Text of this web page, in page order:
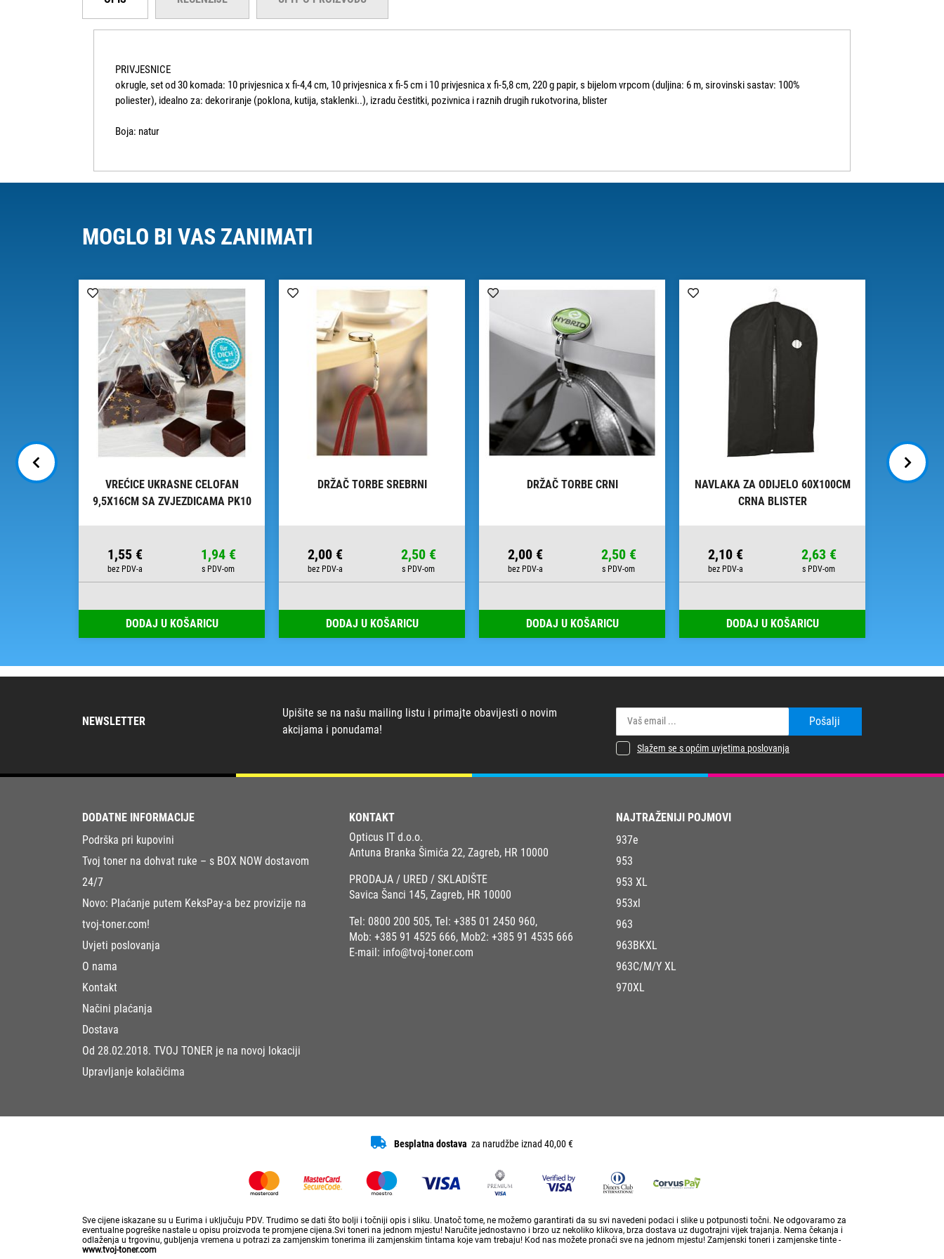
PRIVJESNICE
okrugle, set od 30 komada: 10 privjesnica x fi-4,4 cm, 10 privjesnica x fi-5 cm i 10 privjesnica x fi-5,8 cm, 220 g papir, s bijelom vrpcom (duljina: 6 m, sirovinski sastav: 100%
poliester), idealno za: dekoriranje (poklona, kutija, staklenki..), izradu čestitki, pozivnica i raznih drugih rukotvorina, blister
Boja: natur
MOGLO BI VAS ZANIMATI
- DAL
VREĆICE UKRASNE CELOFAN
9,5X16CM SA ZVJEZDICAMA PK10
1,55 € 1,94 €
DODAJ U KOŠARICU
DRŽAČ TORBE SREBRNI
2,00 € 2,50 €
DODAJ U KOŠARICU
DRŽAČ TORBE CRNI
2,00 € 2,50 €
DODAJ U KOŠARICU
NAVLAKA ZA ODIJELO 60X100CM
CRNA BLISTER
2,10 € 2,63 €
DODAJ U KOŠARICU
PAPIR
NEWSLETTER
Upišite se na našu mailing listu i primajte obavijesti o novim
akcijama i ponudama!
Pošalji
Slažem se s općim uvjetima poslovanja
DODATNE INFORMACIJE
Podrška pri kupovini
Tvoj toner na dohvat ruke – s BOX NOW dostavom
24/7
Novo: Plaćanje putem KeksPay-a bez provizije na
tvoj-toner.com!
Uvjeti poslovanja
O nama
Kontakt
Načini plaćanja
Dostava
Od 28.02.2018. TVOJ TONER je na novoj lokaciji
Upravljanje kolačićima
KONTAKT
Opticus IT d.o.o.
Antuna Branka Šimića 22, Zagreb, HR 10000
PRODAJA / URED / SKLADIŠTE
Savica Šanci 145, Zagreb, HR 10000
Tel: 0800 200 505, Tel: +385 01 2450 960,
Mob: +385 91 4525 666, Mob2: +385 91 4535 666
E-mail: info@tvoj-toner.com
NAJTRAŽENIJI POJMOVI
937e
953
953 XL
953xl
963
963BKXL
963C/M/Y XL
970XL
Besplatna dostava za narudžbe iznad 40,00 €
Sve cijene iskazane su u Eurima i uključuju PDV. Trudimo se dati što bolji i točniji opis i sliku. Unatoč tome, ne možemo garantirati da su svi navedeni podaci i slike u potpunosti točni. Ne odgovaramo za
eventualne pogreške nastale u opisu proizvoda te promjene cijena.Svi toneri na jednom mjestu! Naručite jednostavno i brzo uz nekoliko klikova, brza dostava uz dugotrajni vijek trajanja. Nema čekanja i
odlaženja u trgovinu, gubljenja vremena u potrazi za zamjenskim tonerima ili zamjenskim tintama koje vam trebaju! Kod nas možete pronaći sve na jednom mjestu! Zamjenski toneri i zamjenske tinte -
www.tvoj-toner.com